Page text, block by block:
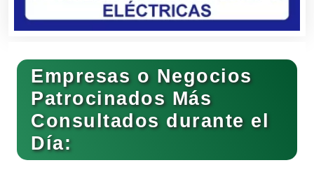
Bares y Cantinas
Basculas
Bebidas
Empresas o Negocios
Patrocinados Más
Consultados durante el
Día: